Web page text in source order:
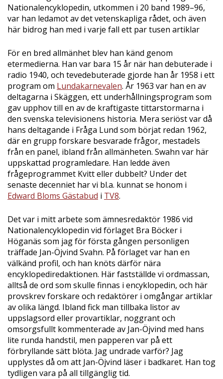
Nationalencyklopedin, utkommen i 20 band 1989–96,
var han ledamot av det vetenskapliga rådet, och även
här bidrog han med i varje fall ett par tusen artiklar
För en bred allmänhet blev han känd genom
etermedierna. Han var bara 15 år när han debuterade i
radio 1940, och tevedebuterade gjorde han år 1958 i ett
program om Lundakarnevalen. År 1963 var han en av
deltagarna i Skäggen, ett underhållningsprogram som
gav upphov till en av de kraftigaste tittarstormarna i
den svenska televisionens historia. Mera seriöst var då
hans deltagande i Fråga Lund som börjat redan 1962,
där en grupp forskare besvarade frågor, mestadels
från en panel, ibland från allmänheten. Swahn var här
uppskattad programledare. Han ledde även
frågeprogrammet Kvitt eller dubbelt? Under det
senaste decenniet har vi bl.a. kunnat se honom i
Edward Bloms Gästabud i TV8.
Det var i mitt arbete som ämnesredaktör 1986 vid
Nationalencyklopedin vid förlaget Bra Böcker i
Höganäs som jag för första gången personligen
träffade Jan-Öjvind Svahn. På förlaget var han en
välkänd profil, och han knöts därför nära
encyklopediredaktionen. Här fastställde vi ordmassan,
alltså de ord som skulle finnas i encyklopedin, och här
provskrev forskare och redaktörer i omgångar artiklar
av olika längd. Ibland fick man tillbaka listor av
uppslagsord eller provartiklar, noggrant och
omsorgsfullt kommenterade av Jan-Öjvind med hans
lite runda handstil, men papperen var på ett
förbryllande sätt blöta. Jag undrade varför? Jag
upplystes då om att Jan-Öjvind läser i badkaret. Han tog
tydligen vara på all tillgänglig tid.